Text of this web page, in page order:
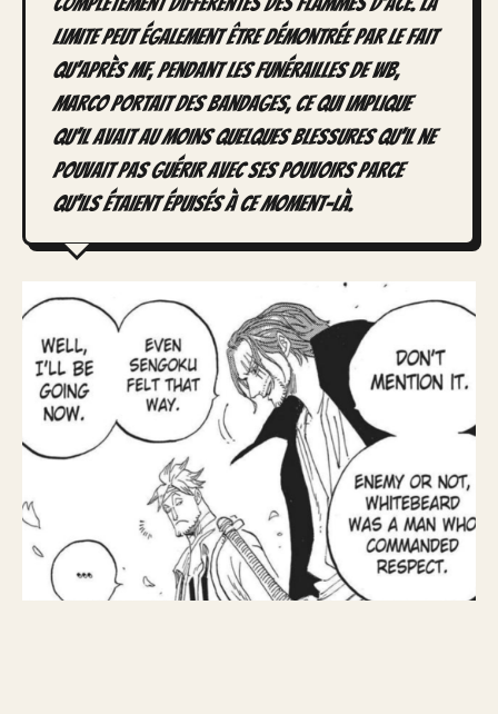
limite peut également être démontrée par le fait
qu’après MF, pendant les funérailles de WB,
Marco portait des bandages, ce qui implique
qu’il avait au moins quelques blessures qu’il ne
pouvait pas guérir avec ses pouvoirs parce
qu’ils étaient épuisés à ce moment-là.